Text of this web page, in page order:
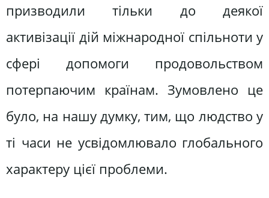
призводили тільки до деякої
активізації дій міжнародної спільноти у
сфері допомоги продовольством
потерпаючим країнам. Зумовлено це
було, на нашу думку, тим, що людство у
ті часи не усвідомлювало глобального
характеру цієї проблеми.